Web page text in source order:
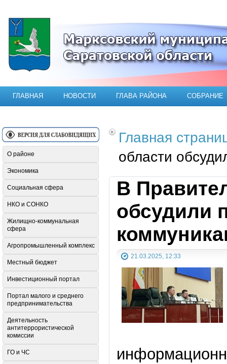
Официальный сайт Марксовского
ГЛАВНАЯ НОВОСТИ ГЛАВА РАЙОНА СОБРАНИЕ
Главная
области
В
обсудили
21.03.2025, 12:33
О районе
Экономика
Социальная сфера
НКО и СОНКО
Жилищно-коммунальная
сфера
Агропромышленный комплекс
Местный бюджет
Инвестиционный портал
Портал малого и среднего
предпринимательства
Деятельность
антитеррористической
комиссии
ГО и ЧС